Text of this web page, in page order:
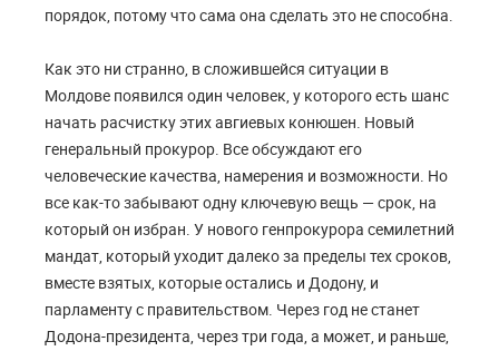
порядок, потому что сама она сделать это не способна.
Как это ни странно, в сложившейся ситуации в
Молдове появился один человек, у которого есть шанс
начать расчистку этих авгиевых конюшен. Новый
генеральный прокурор. Все обсуждают его
человеческие качества, намерения и возможности. Но
все как-то забывают одну ключевую вещь — срок, на
который он избран. У нового генпрокурора семилетний
мандат, который уходит далеко за пределы тех сроков,
вместе взятых, которые остались и Додону, и
парламенту с правительством. Через год не станет
Додона-президента, через три года, а может, и раньше,